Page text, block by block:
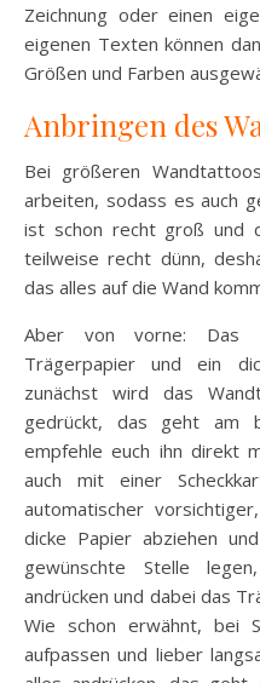
Zeichnung oder einen
eigenen Texten können
Größen und Farben
Anbringen des
Bei größeren
arbeiten, sodass es auch
ist schon recht groß und
teilweise recht dünn,
das alles auf die Wand
Aber von vorne: Das
Trägerpapier und ein
zunächst wird das
gedrückt, das geht am
empfehle euch ihn direkt
auch mit einer
automatischer
dicke Papier abziehen
gewünschte Stelle
andrücken und dabei das
Wie schon erwähnt, bei
aufpassen und lieber